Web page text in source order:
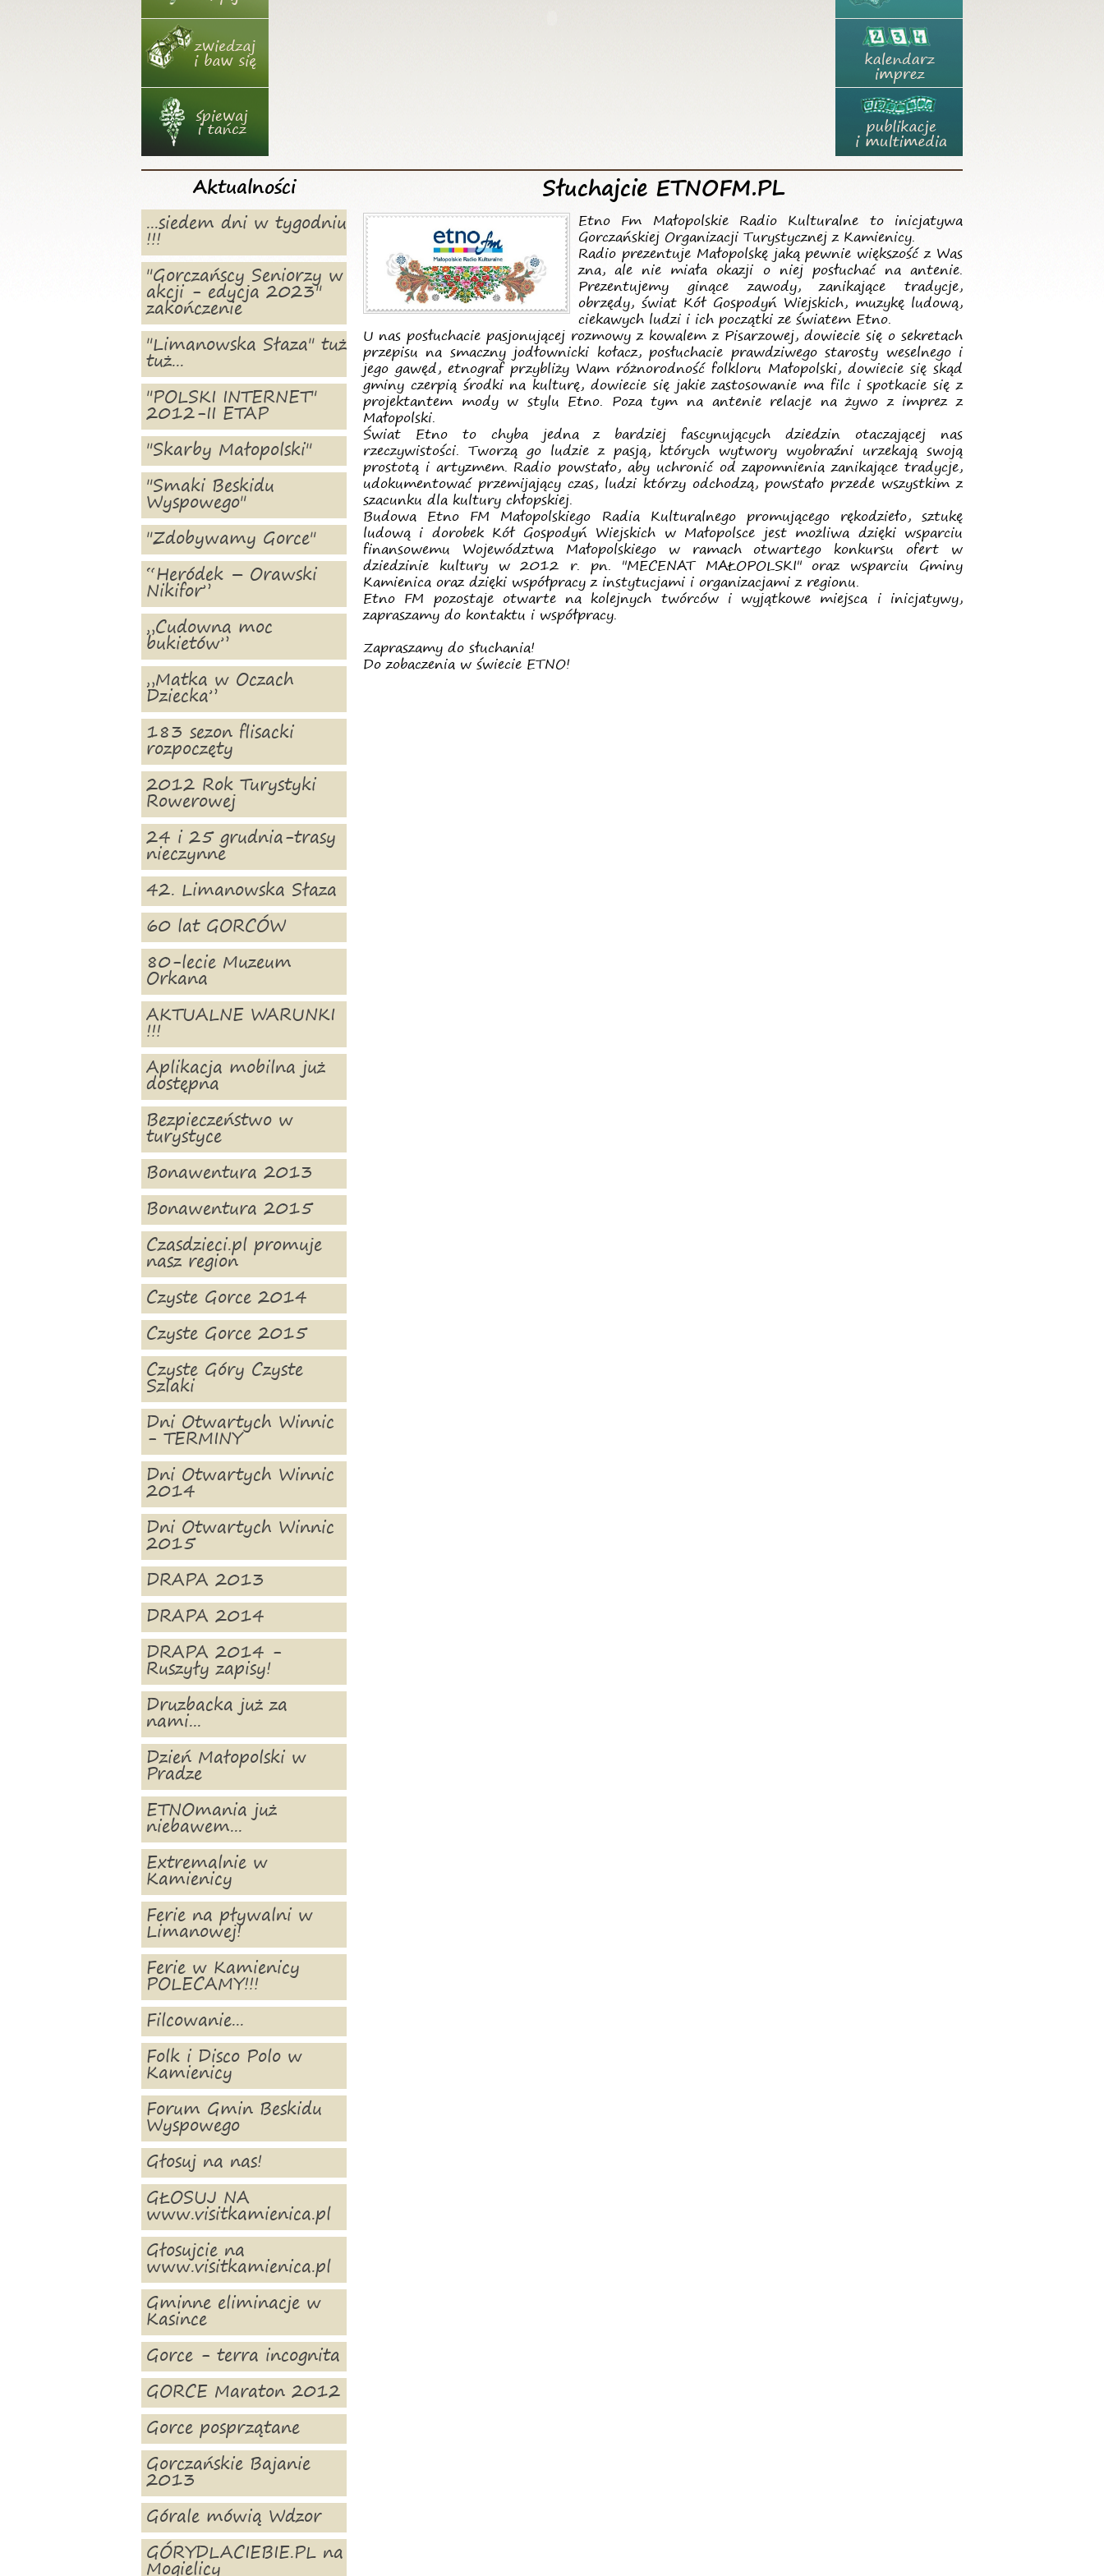
Aktualności
...siedem dni w tygodniu
!!!
"Gorczańscy Seniorzy w
akcji - edycja 2023"
zakończenie
"Limanowska Słaza" tuż
tuż...
"POLSKI INTERNET"
2012-II ETAP
"Skarby Małopolski"
"Smaki Beskidu
Wyspowego"
"Zdobywamy Gorce"
“Heródek – Orawski
Nikifor”
„Cudowna moc
bukietów”
„Matka w Oczach
Dziecka”
183 sezon flisacki
rozpoczęty
2012 Rok Turystyki
Rowerowej
24 i 25 grudnia-trasy
nieczynne
42. Limanowska Słaza
60 lat GORCÓW
80-lecie Muzeum
Orkana
AKTUALNE WARUNKI
!!!
Aplikacja mobilna już
dostępna
Bezpieczeństwo w
turystyce
Bonawentura 2013
Bonawentura 2015
Czasdzieci.pl promuje
nasz region
Czyste Gorce 2014
Czyste Gorce 2015
Czyste Góry Czyste
Szlaki
Dni Otwartych Winnic
- TERMINY
Dni Otwartych Winnic
2014
Dni Otwartych Winnic
2015
DRAPA 2013
DRAPA 2014
DRAPA 2014 -
Ruszyły zapisy!
Druzbacka już za
nami...
Dzień Małopolski w
Pradze
ETNOmania już
niebawem...
Extremalnie w
Kamienicy
Ferie na pływalni w
Limanowej!
Ferie w Kamienicy
POLECAMY!!!
Filcowanie...
Folk i Disco Polo w
Kamienicy
Forum Gmin Beskidu
Wyspowego
Głosuj na nas!
GŁOSUJ NA
www.visitkamienica.pl
Głosujcie na
www.visitkamienica.pl
Gminne eliminacje w
Kasince
Gorce - terra incognita
GORCE Maraton 2012
Gorce posprzątane
Gorczańskie Bajanie
2013
Górale mówią Wdzor
GÓRYDLACIEBIE.PL na
Mogielicy
Słuchajcie ETNOFM.PL
Etno Fm Małopolskie Radio Kulturalne to inicjatywa
Gorczańskiej Organizacji Turystycznej z Kamienicy.
Radio prezentuje Małopolskę jaką pewnie większość z Was
zna, ale nie miała okazji o niej posłuchać na antenie.
Prezentujemy ginące zawody, zanikające tradycje,
obrzędy, świat Kół Gospodyń Wiejskich, muzykę ludową,
ciekawych ludzi i ich początki ze światem Etno.
U nas posłuchacie pasjonującej rozmowy z kowalem z Pisarzowej, dowiecie się o sekretach
przepisu na smaczny jodłownicki kołacz, posłuchacie prawdziwego starosty weselnego i
jego gawęd, etnograf przybliży Wam różnorodność folkloru Małopolski, dowiecie się skąd
gminy czerpią środki na kulturę, dowiecie się jakie zastosowanie ma filc i spotkacie się z
projektantem mody w stylu Etno. Poza tym na antenie relacje na żywo z imprez z
Małopolski.
Świat Etno to chyba jedna z bardziej fascynujących dziedzin otaczającej nas
rzeczywistości. Tworzą go ludzie z pasją, których wytwory wyobraźni urzekają swoją
prostotą i artyzmem. Radio powstało, aby uchronić od zapomnienia zanikające tradycje,
udokumentować przemijający czas, ludzi którzy odchodzą, powstało przede wszystkim z
szacunku dla kultury chłopskiej.
Budowa Etno FM Małopolskiego Radia Kulturalnego promującego rękodzieło, sztukę
ludową i dorobek Kół Gospodyń Wiejskich w Małopolsce jest możliwa dzięki wsparciu
finansowemu Województwa Małopolskiego w ramach otwartego konkursu ofert w
dziedzinie kultury w 2012 r. pn. "MECENAT MAŁOPOLSKI" oraz wsparciu Gminy
Kamienica oraz dzięki współpracy z instytucjami i organizacjami z regionu.
Etno FM pozostaje otwarte na kolejnych twórców i wyjątkowe miejsca i inicjatywy,
zapraszamy do kontaktu i współpracy.
Zapraszamy do słuchania!
Do zobaczenia w świecie ETNO!